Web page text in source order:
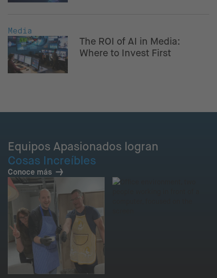
Media
The ROI of AI in Media:
Where to Invest First
Equipos Apasionados logran
Cosas Increíbles
Conoce más